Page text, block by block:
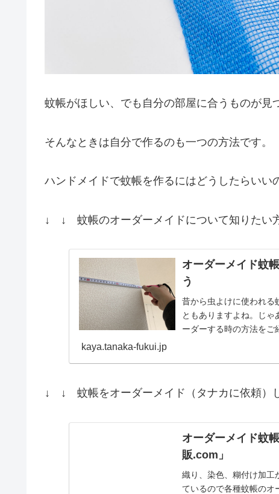
蚊帳がほしい、でも自分の部屋に合うものが見
そんなときは自分で作るのも一つの方法です。
ハンドメイドで蚊帳を作るにはどうしたらいい
↓ ↓ 蚊帳のオーダーメイドについて知りた
オーダーメイド蚊
う
昔から虫よけに使われる
ともありますよね。じ
ーダーする時の方法をご
kaya.tanaka-fukui.jp
↓ ↓ 蚊帳をオーダーメイド（タナカに依頼
オーダーメイド蚊
販.com」
織り、染色、糊付け加工
ているので各種蚊帳のオ